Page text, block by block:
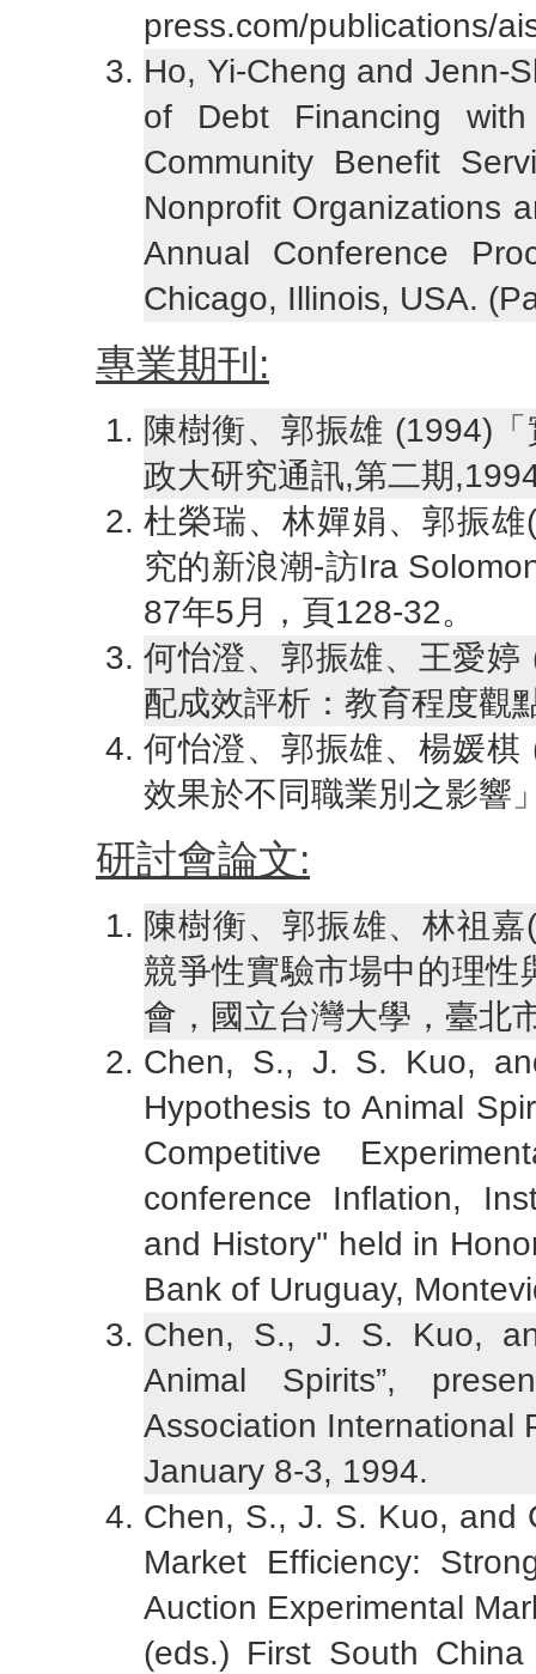
press.com/publications/
Ho, Yi-Cheng and Jenn-
of Debt Financing with
Community Benefit
Nonprofit Organizations
Annual Conference
Chicago, Illinois, USA.
專業期刊:
陳樹衡、郭振雄 (1994)
政大研究通訊,第二期
杜榮瑞、林嬋娟、郭振
究的新浪潮-訪Ira
87年5月，頁128-32。
何怡澄、郭振雄、王愛
配成效評析：教育程度觀
何怡澄、郭振雄、楊媛
效果於不同職業別之影響
研討會論文:
陳樹衡、郭振雄、林祖
競爭性實驗市場中的理
會，國立台灣大學，臺北
Chen, S., J. S. Kuo,
Hypothesis to Animal
Competitive
conference Inflation,
and History'' held in
Bank of Uruguay,
Chen, S., J. S. Kuo,
Animal Spirits”,
Association International
January 8-3, 1994.
Chen, S., J. S. Kuo, and
Market Efficiency:
Auction Experimental
(eds.) First South